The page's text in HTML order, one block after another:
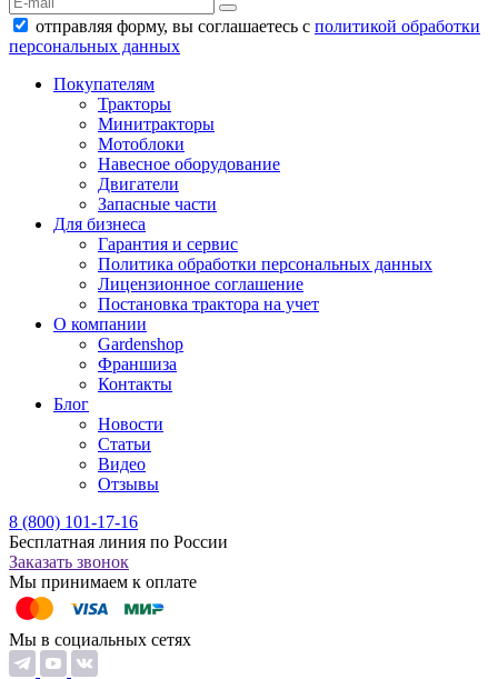
отправляя форму, вы соглашаетесь с политикой обработки
персональных данных
Покупателям
Тракторы
Минитракторы
Мотоблоки
Навесное оборудование
Двигатели
Запасные части
Для бизнеса
Гарантия и сервис
Политика обработки персональных данных
Лицензионное соглашение
Постановка трактора на учет
О компании
Gardenshop
Франшиза
Контакты
Блог
Новости
Статьи
Видео
Отзывы
8 (800) 101-17-16
Бесплатная линия по России
Заказать звонок
Мы принимаем к оплате
Мы в социальных сетях